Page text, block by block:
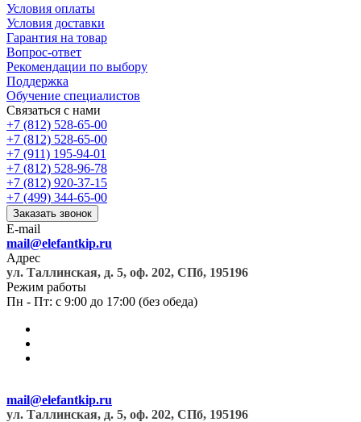
Условия оплаты
Условия доставки
Гарантия на товар
Вопрос-ответ
Рекомендации по выбору
Поддержка
Обучение специалистов
Связаться с нами
+7 (812) 528-65-00
+7 (812) 528-65-00
+7 (911) 195-94-01
+7 (812) 528-96-78
+7 (812) 920-37-15
+7 (499) 344-65-00
Заказать звонок
E-mail
mail@elefantkip.ru
Адрес
ул. Таллинская, д. 5, оф. 202, СПб, 195196
Режим работы
Пн - Пт: с 9:00 до 17:00 (без обеда)
mail@elefantkip.ru
ул. Таллинская, д. 5, оф. 202, СПб, 195196